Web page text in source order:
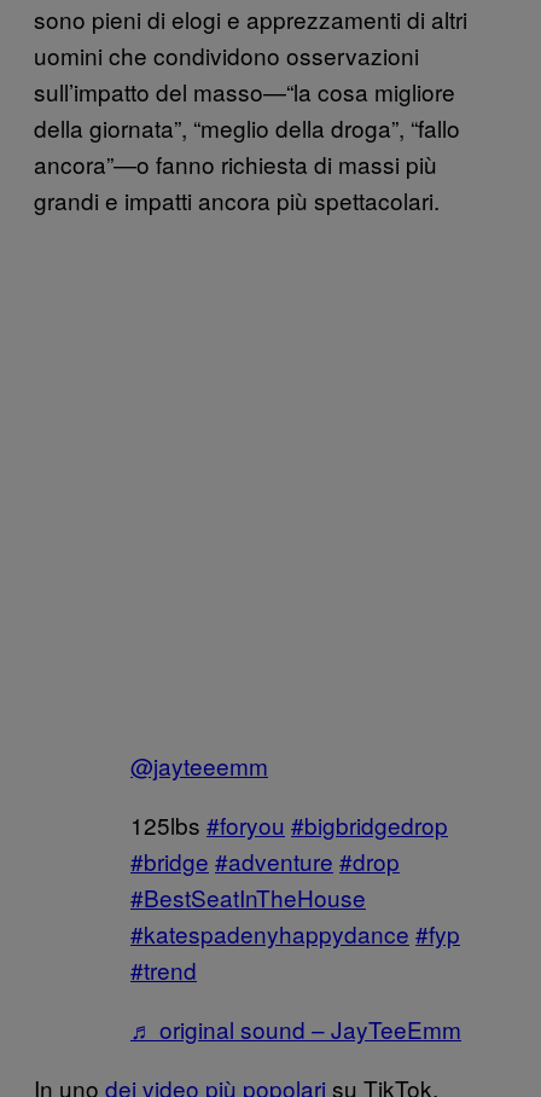
sono pieni di elogi e apprezzamenti di altri
uomini che condividono osservazioni
sull’impatto del masso—“la cosa migliore
della giornata”, “meglio della droga”, “fallo
ancora”—o fanno richiesta di massi più
grandi e impatti ancora più spettacolari.
@jayteeemm
125lbs #foryou #bigbridgedrop
#bridge #adventure #drop
#BestSeatInTheHouse
#katespadenyhappydance #fyp
#trend
♬ original sound – JayTeeEmm
In uno dei video più popolari su TikTok,